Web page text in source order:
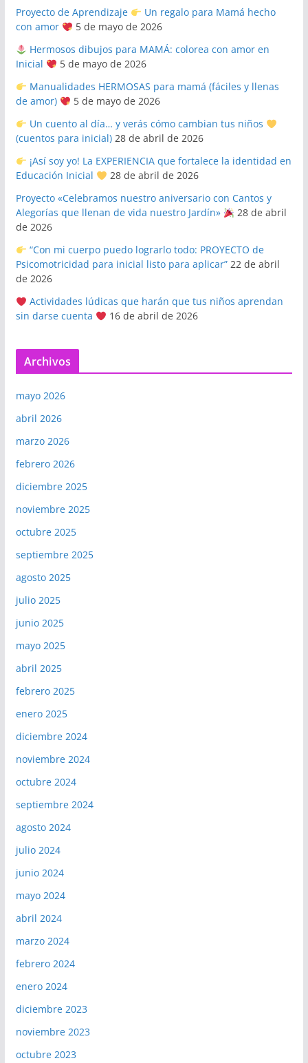
Proyecto de Aprendizaje
Un regalo para Mamá hecho
con amor
5 de mayo de 2026
Hermosos dibujos para MAMÁ: colorea con amor en
Inicial
5 de mayo de 2026
Manualidades HERMOSAS para mamá (fáciles y llenas
de amor)
5 de mayo de 2026
Un cuento al día… y verás cómo cambian tus niños
(cuentos para inicial) 28 de abril de 2026
¡Así soy yo! La EXPERIENCIA que fortalece la identidad en
Educación Inicial
28 de abril de 2026
Proyecto «Celebramos nuestro aniversario con Cantos y
Alegorías que llenan de vida nuestro Jardín»
28 de abril
de 2026
“Con mi cuerpo puedo lograrlo todo: PROYECTO de
Psicomotricidad para inicial listo para aplicar” 22 de abril
de 2026
Actividades lúdicas que harán que tus niños aprendan
sin darse cuenta
16 de abril de 2026
Archivos
mayo 2026
abril 2026
marzo 2026
febrero 2026
diciembre 2025
noviembre 2025
octubre 2025
septiembre 2025
agosto 2025
julio 2025
junio 2025
mayo 2025
abril 2025
febrero 2025
enero 2025
diciembre 2024
noviembre 2024
octubre 2024
septiembre 2024
agosto 2024
julio 2024
junio 2024
mayo 2024
abril 2024
marzo 2024
febrero 2024
enero 2024
diciembre 2023
noviembre 2023
octubre 2023